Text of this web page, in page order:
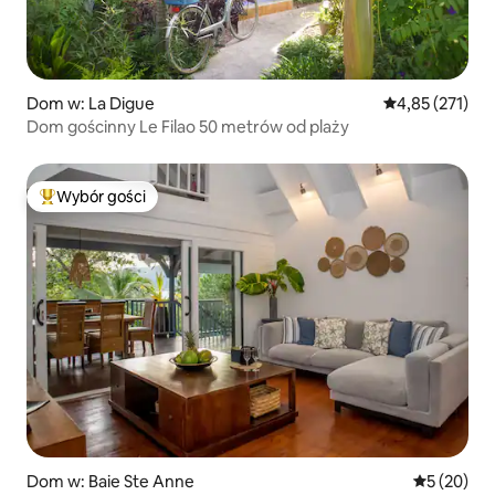
Dom w: La Digue Średnia
4,85 (271)
Dom gościnny Le Filao 50 metrów od plaży
Najpopularniejsze z kategorii Wybór gości
Wybór gości
Dom w: Baie Ste Anne Średnia
5 (20)